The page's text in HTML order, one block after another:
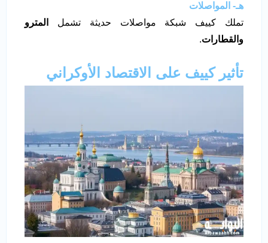
هـ- المواصلات
تملك كييف شبكة مواصلات حديثة تشمل
المترو
والقطارات.
تأثير كييف على الاقتصاد الأوكراني